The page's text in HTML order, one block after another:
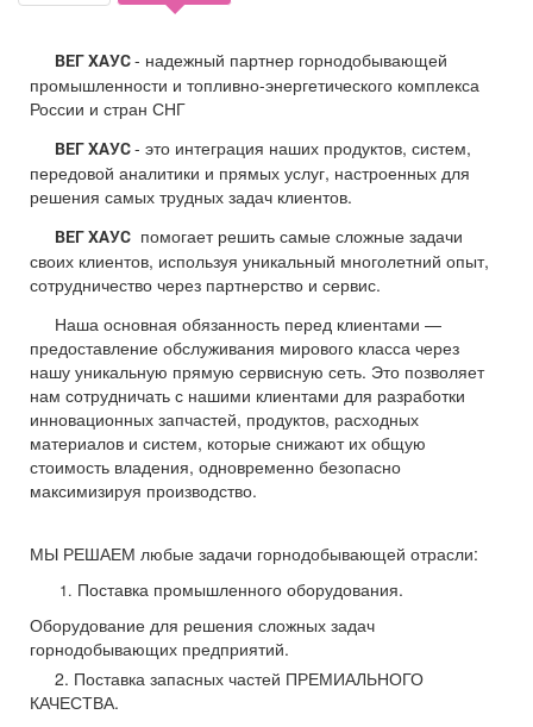
ТВ программа Я - пенсионер
ВЕГ ХАУС- надежный партнер горнодобывающей
промышленности и топливно-энергетического комплекса
России и стран СНГ
ВЕГ ХАУС- это интеграция наших продуктов, систем,
передовой аналитики и прямых услуг, настроенных для
решения самых трудных задач клиентов.
ВЕГ ХАУС помогает решить самые сложные задачи
своих клиентов, используя уникальный многолетний опыт,
сотрудничество через партнерство и сервис.
Наша основная обязанность перед клиентами —
предоставление обслуживания мирового класса через
нашу уникальную прямую сервисную сеть. Это позволяет
нам сотрудничать с нашими клиентами для разработки
инновационных запчастей, продуктов, расходных
материалов и систем, которые снижают их общую
стоимость владения, одновременно безопасно
максимизируя производство.
МЫ РЕШАЕМ любые задачи горнодобывающей отрасли:
Поставка промышленного оборудования.
Оборудование для решения сложных задач
горнодобывающих предприятий.
2. Поставка запасных частей ПРЕМИАЛЬНОГО
КАЧЕСТВА.